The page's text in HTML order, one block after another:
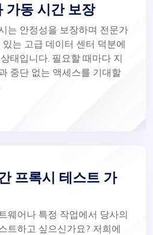
가동 시간 보장
는 안정성을 보장하며 전문가
있는 고급 데이터 센터 덕분에
태입니다. 필요할 때마다 지
중단 없는 액세스를 기대할
프록시 테스트 가
웨어나 특정 작업에서 당사의
트하고 싶으신가요? 저희에